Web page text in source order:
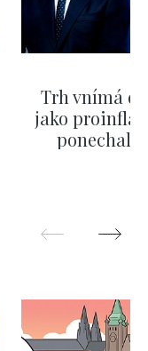
Trh vnímá
jako
ponechali